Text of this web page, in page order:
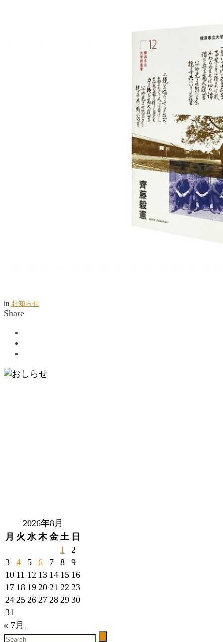
in お知らせ
Share
2026年8月
月 火 水 木 金 土 日
1
2
3
4 5 6 7 8
9
10 11 12 13 14 15 16
17 18 19 20 21 22 23
24 25 26 27 28 29 30
31
« 7月